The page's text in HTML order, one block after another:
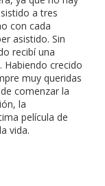
a tres
con cada
asistido. Sin
recibí una
Habiendo crecido
muy queridas
comenzar la
la
película de
vida.